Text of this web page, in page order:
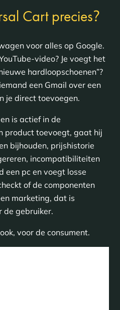
Cart precies?
voor alles op Google.
video? Je voegt het
hardloopschoenen”?
een Gmail over een
je direct toevoegen.
is actief in de
product toevoegt, gaat hij
bijhouden, prijshistorie
incompatibiliteiten
een pc en voegt losse
of de componenten
marketing, dat is
gebruiker.
voor de consument.